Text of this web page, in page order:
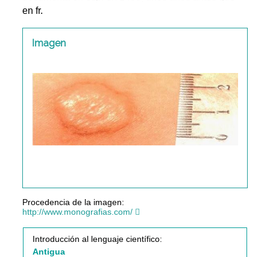
en fr.
Imagen
Procedencia de la imagen:
http://www.monografias.com/
Introducción al lenguaje científico:
Antigua